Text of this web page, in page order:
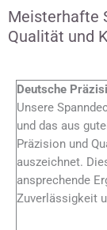
Meisterhafte
Qualität und
Deutsche
Unsere
und das aus
Präzision und
auszeichnet.
ansprechende
Zuverlässigkeit